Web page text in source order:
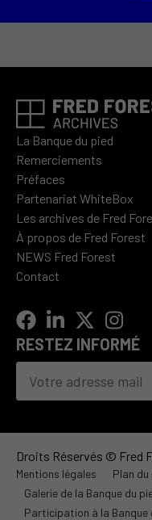
La Banque du pied
Remerciements
Préfaces
Partenariat WhiteBox
Les archives de Fred
À propos de Fred Forest
NEWS Fred Forest
Contact
RESTEZ INFORMÉ
Droits Réservés © Fred
Mentions légales Plan
Galerie de la Banque du
Participation à la Banque